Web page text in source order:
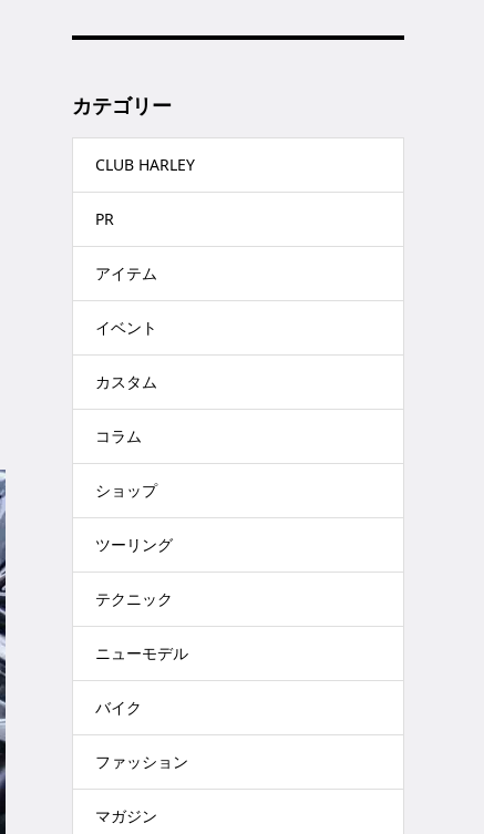
カテゴリー
CLUB HARLEY
PR
アイテム
イベント
カスタム
コラム
ショップ
ツーリング
テクニック
ニューモデル
バイク
ファッション
マガジン